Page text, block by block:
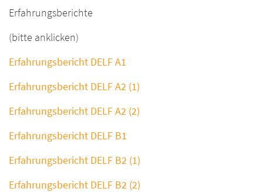
Erfahrungsberichte
(bitte anklicken)
Erfahrungsbericht DELF A1
Erfahrungsbericht DELF A2 (1)
Erfahrungsbericht DELF A2 (2)
Erfahrungsbericht DELF B1
Erfahrungsbericht DELF B2 (1)
Erfahrungsbericht DELF B2 (2)